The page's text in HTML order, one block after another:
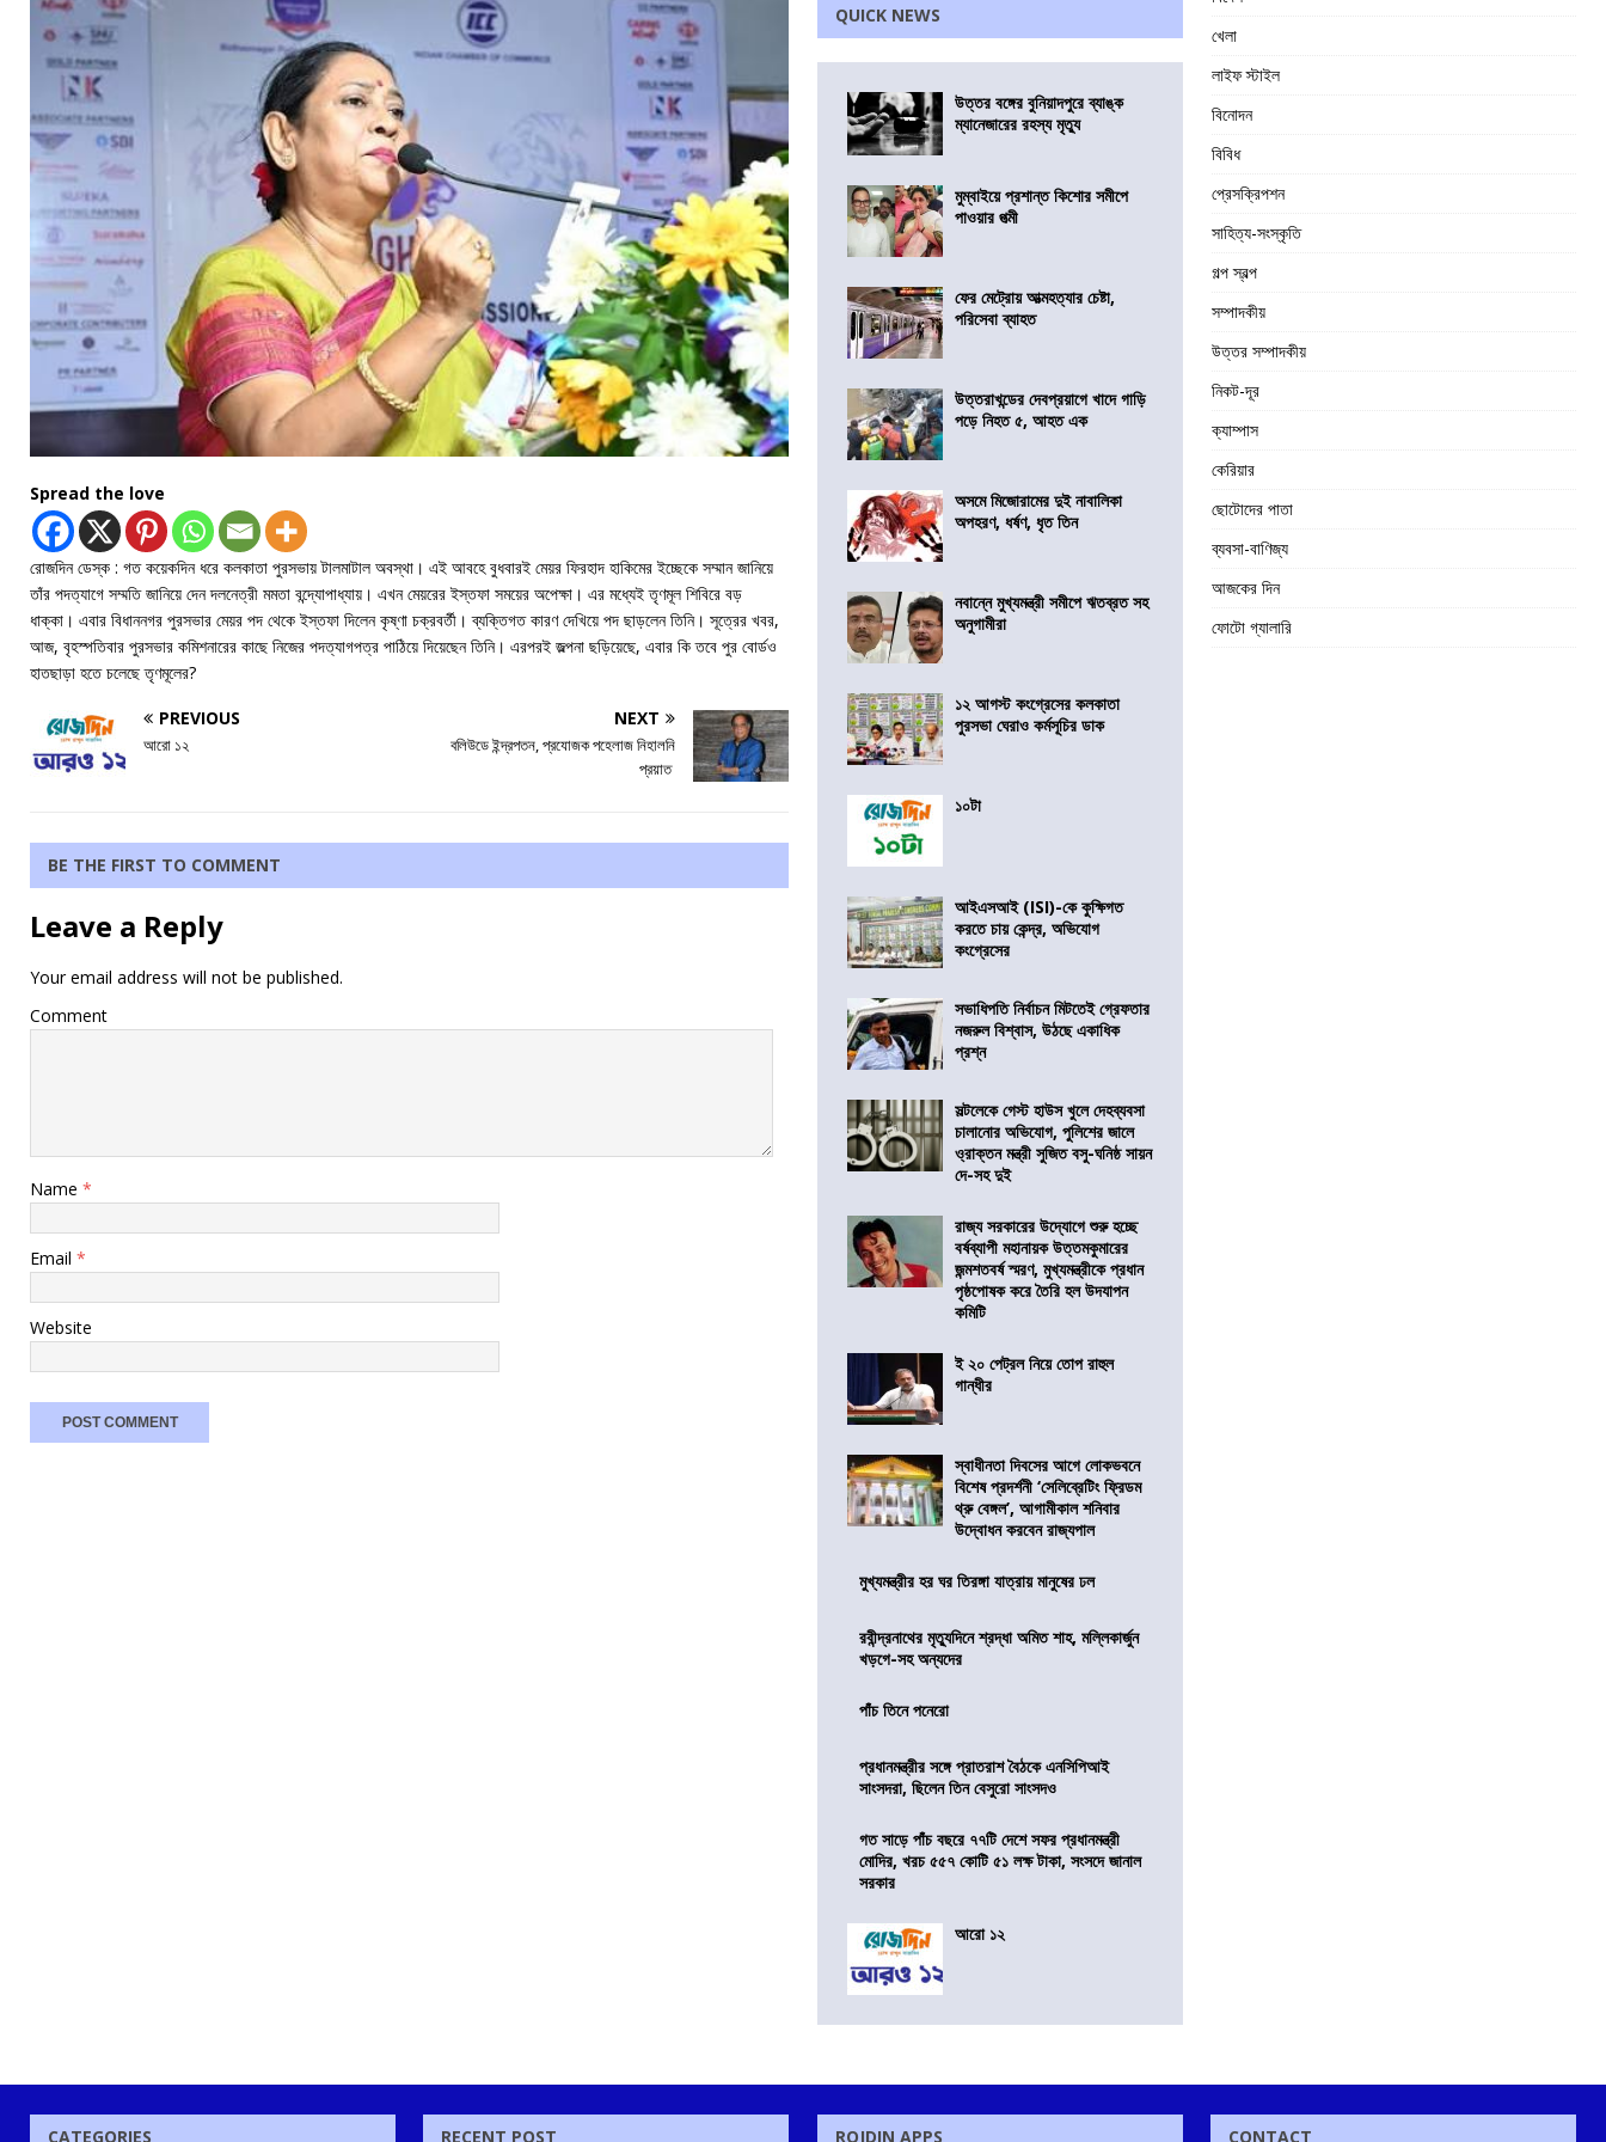
Spread the love
রোজদিন ডেস্ক : গত কয়েকদিন ধরে কলকাতা পুরসভায় টালমাটাল অবস্থা। এই আবহে বুধবারই মেয়র ফিরহাদ হাকিমের ইচ্ছেকে সম্মান জানিয়ে
তাঁর পদত্যাগে সম্মতি জানিয়ে দেন দলনেত্রী মমতা বন্দ্যোপাধ্যায়। এখন মেয়রের ইস্তফা সময়ের অপেক্ষা। এর মধ্যেই তৃণমূল শিবিরে বড়
ধাক্কা। এবার বিধাননগর পুরসভার মেয়র পদ থেকে ইস্তফা দিলেন কৃষ্ণা চক্রবর্তী। ব্যক্তিগত কারণ দেখিয়ে পদ ছাড়লেন তিনি। সূত্রের খবর,
আজ, বৃহস্পতিবার পুরসভার কমিশনারের কাছে নিজের পদত্যাগপত্র পাঠিয়ে দিয়েছেন তিনি। এরপরই জল্পনা ছড়িয়েছে, এবার কি তবে পুর বোর্ডও
হাতছাড়া হতে চলেছে তৃণমূলের?
PREVIOUS
আরো ১২
NEXT
বলিউডে ইন্দ্রপতন, প্রযোজক পহেলাজ নিহালনি
প্রয়াত
BE THE FIRST TO COMMENT
Leave a Reply
Your email address will not be published.
Comment
Name *
Email *
Website
QUICK NEWS
উত্তর বঙ্গের বুনিয়াদপুরে ব্যাঙ্ক
ম্যানেজারের রহস্য মৃত্যু
মুম্বাইয়ে প্রশান্ত কিশোর সমীপে
পাওয়ার পত্মী
ফের মেট্রোয় আত্মহত্যার চেষ্টা,
পরিসেবা ব্যাহত
উত্তরাখন্ডের দেবপ্রয়াগে খাদে গাড়ি
পড়ে নিহত ৫, আহত এক
অসমে মিজোরামের দুই নাবালিকা
অপহরণ, ধর্ষণ, ধৃত তিন
নবান্নে মুখ্যমন্ত্রী সমীপে ঋতব্রত সহ
অনুগামীরা
১২ আগস্ট কংগ্রেসের কলকাতা
পুরসভা ঘেরাও কর্মসূচির ডাক
১০টা
আইএসআই (ISI)-কে কুক্ষিগত
করতে চায় কেন্দ্র, অভিযোগ
কংগ্রেসের
সভাধিপতি নির্বাচন মিটতেই গ্রেফতার
নজরুল বিশ্বাস, উঠছে একাধিক
প্রশ্ন
সল্টলেকে গেস্ট হাউস খুলে দেহব্যবসা
চালানোর অভিযোগ, পুলিশের জালে
ও্রাক্তন মন্ত্রী সুজিত বসু-ঘনিষ্ঠ সায়ন
দে-সহ দুই
রাজ্য সরকারের উদ্যোগে শুরু হচ্ছে
বর্ষব্যাপী মহানায়ক উত্তমকুমারের
জন্মশতবর্ষ স্মরণ, মুখ্যমন্ত্রীকে প্রধান
পৃষ্ঠপোষক করে তৈরি হল উদযাপন
কমিটি
ই ২০ পেট্রল নিয়ে তোপ রাহুল
গান্ধীর
স্বাধীনতা দিবসের আগে লোকভবনে
বিশেষ প্রদর্শনী ‘সেলিব্রেটিং ফ্রিডম
থ্রু বেঙ্গল’, আগামীকাল শনিবার
উদ্বোধন করবেন রাজ্যপাল
মুখ্যমন্ত্রীর হর ঘর তিরঙ্গা যাত্রায় মানুষের ঢল
রবীন্দ্রনাথের মৃত্যুদিনে শ্রদ্ধা অমিত শাহ, মল্লিকার্জুন
খড়গে-সহ অন্যদের
পাঁচ তিনে পনেরো
প্রধানমন্ত্রীর সঙ্গে প্রাতরাশ বৈঠকে এনসিপিআই
সাংসদরা, ছিলেন তিন বেসুরো সাংসদও
গত সাড়ে পাঁচ বছরে ৭৭টি দেশে সফর প্রধানমন্ত্রী
মোদির, খরচ ৫৫৭ কোটি ৫১ লক্ষ টাকা, সংসদে জানাল
সরকার
আরো ১২
খেলা
লাইফ স্টাইল
বিনোদন
বিবিধ
প্রেসক্রিপশন
সাহিত্য-সংস্কৃতি
গল্প স্বল্প
সম্পাদকীয়
উত্তর সম্পাদকীয়
নিকট-দূর
ক্যাম্পাস
কেরিয়ার
ছোটোদের পাতা
ব্যবসা-বাণিজ্য
আজকের দিন
ফোটো গ্যালারি
CATEGORIES RECENT POST ROJDIN APPS CONTACT